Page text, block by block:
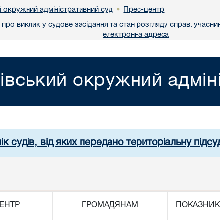
окружний адміністративний суд • Прес-центр
виклик у судове засідання та стан розгляду справ,
електронна адреса
окружний
судів, від яких передано територіальну
ГРОМАДЯНАМ